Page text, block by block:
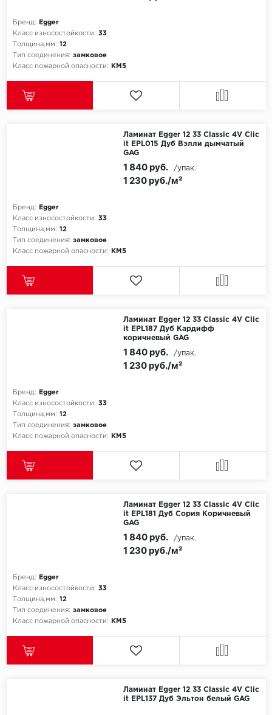
Бренд:
Egger
Класс износостойкости: 33
Толщина,мм: 12
Тип соединения: замковое
Класс пожарной опасности:
КМ5
Ламинат Egger 12 33 Classic 4V Clic
it EPL015 Дуб Вэлли дымчатый
GAG
Бренд:
Egger
Класс износостойкости: 33
Толщина,мм: 12
Тип соединения: замковое
Класс пожарной опасности:
КМ5
1 230 руб./м²
1 840 руб. /упак.
Ламинат Egger 12 33 Classic 4V Clic
it EPL187 Дуб Кардифф
коричневый GAG
Бренд:
Egger
Класс износостойкости: 33
Толщина,мм: 12
Тип соединения: замковое
Класс пожарной опасности:
КМ5
1 230 руб./м²
1 840 руб. /упак.
Ламинат Egger 12 33 Classic 4V Clic
it EPL181 Дуб Сория Коричневый
GAG
Бренд:
Egger
Класс износостойкости: 33
Толщина,мм: 12
Тип соединения: замковое
Класс пожарной опасности:
КМ5
1 230 руб./м²
1 840 руб. /упак.
Ламинат Egger 12 33 Classic 4V Clic
it EPL137 Дуб Эльтон белый GAG